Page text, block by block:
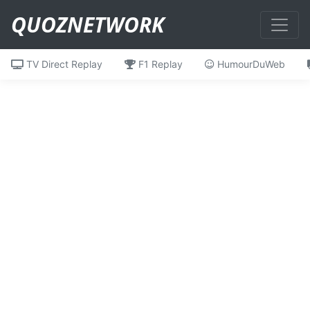
QUOZNETWORK
TV Direct Replay F1 Replay HumourDuWeb